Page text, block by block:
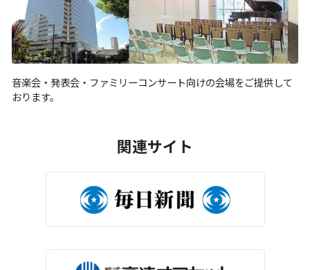
音楽会・発表会・ファミリーコンサート向けの会場をご提供して
おります。
関連サイト